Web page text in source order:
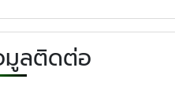
มูลติดต่อ